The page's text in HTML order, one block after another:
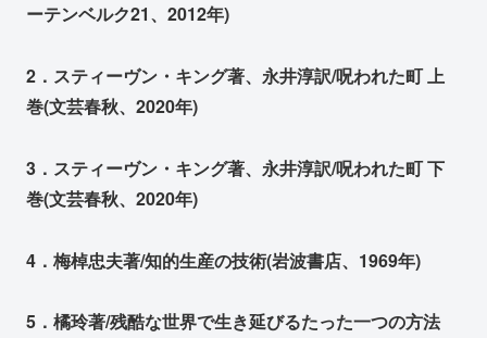
ーテンベルク21、2012年)
2．スティーヴン・キング著、永井淳訳/呪われた町 上
巻(文芸春秋、2020年)
3．スティーヴン・キング著、永井淳訳/呪われた町 下
巻(文芸春秋、2020年)
4．梅棹忠夫著/知的生産の技術(岩波書店、1969年)
5．橘玲著/残酷な世界で生き延びるたった一つの方法